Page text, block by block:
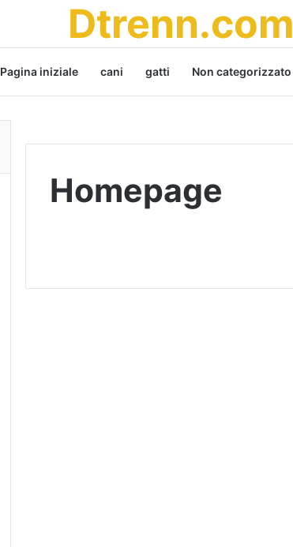
Dtrenn.com
Pagina iniziale cani gatti Non categorizzato
Homepage